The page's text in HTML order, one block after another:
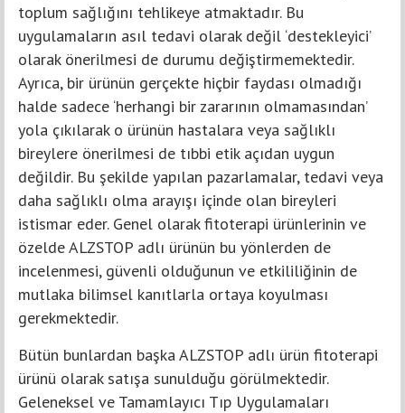
toplum sağlığını tehlikeye atmaktadır. Bu
uygulamaların asıl tedavi olarak değil ‘destekleyici’
olarak önerilmesi de durumu değiştirmemektedir.
Ayrıca, bir ürünün gerçekte hiçbir faydası olmadığı
halde sadece ‘herhangi bir zararının olmamasından’
yola çıkılarak o ürünün hastalara veya sağlıklı
bireylere önerilmesi de tıbbi etik açıdan uygun
değildir. Bu şekilde yapılan pazarlamalar, tedavi veya
daha sağlıklı olma arayışı içinde olan bireyleri
istismar eder. Genel olarak fitoterapi ürünlerinin ve
özelde ALZSTOP adlı ürünün bu yönlerden de
incelenmesi, güvenli olduğunun ve etkililiğinin de
mutlaka bilimsel kanıtlarla ortaya koyulması
gerekmektedir.
Bütün bunlardan başka ALZSTOP adlı ürün fitoterapi
ürünü olarak satışa sunulduğu görülmektedir.
Geleneksel ve Tamamlayıcı Tıp Uygulamaları